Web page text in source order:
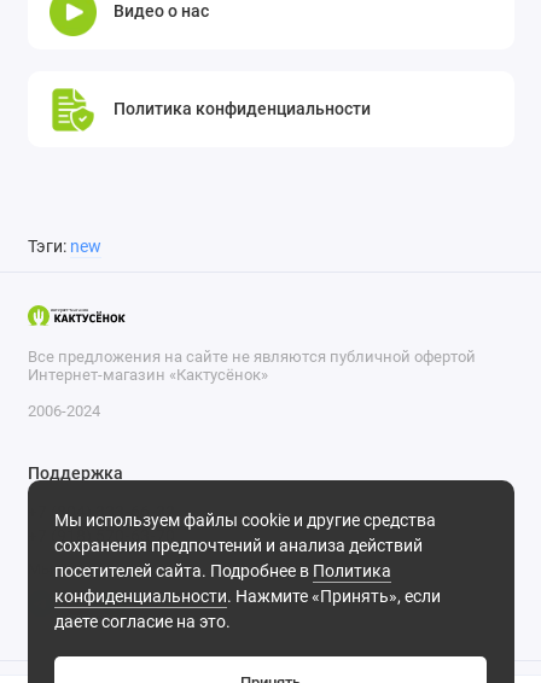
Видео о нас
Политика конфиденциальности
Тэги: new
Мы используем файлы cookie и другие средства
сохранения предпочтений и анализа действий
посетителей сайта. Подробнее в Политика
конфиденциальности. Нажмите «Принять», если
даете согласие на это.
Все предложения на сайте не являются публичной офертой
Интернет-магазин «Кактусёнок»
2006-2024
Поддержка
+7 (804) 333-66-32
+7 (918) 570-63-70
Мы в сети